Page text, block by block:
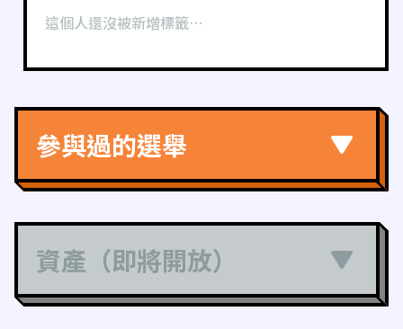
這個人還沒被新增標籤⋯
參與過的選舉
資產（即將開放）